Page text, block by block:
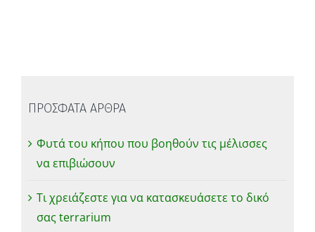
ΠΡΟΣΦΑΤΑ ΑΡΘΡΑ
Φυτά του κήπου που βοηθούν τις μέλισσες
να επιβιώσουν
Τι χρειάζεστε για να κατασκευάσετε το δικό
σας terrarium